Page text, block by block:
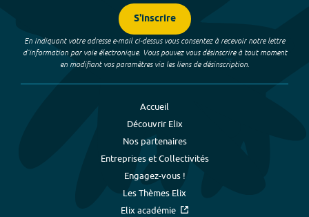
S'inscrire
En indiquant votre adresse e-mail ci-dessus vous consentez à recevoir notre lettre
d’information par voie électronique. Vous pouvez vous désinscrire à tout moment
en modifiant vos paramètres via les liens de désinscription.
Accueil
Découvrir Elix
Nos partenaires
Entreprises et Collectivités
Engagez-vous !
Les Thèmes Elix
Elix académie